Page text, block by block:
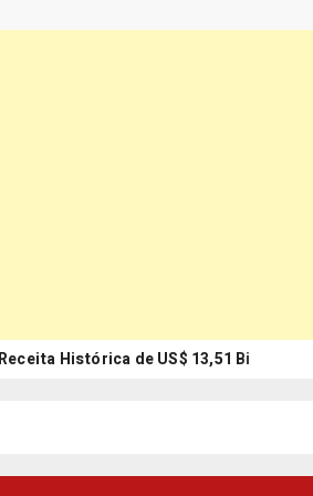
Histórica de US$ 13,51 Bi